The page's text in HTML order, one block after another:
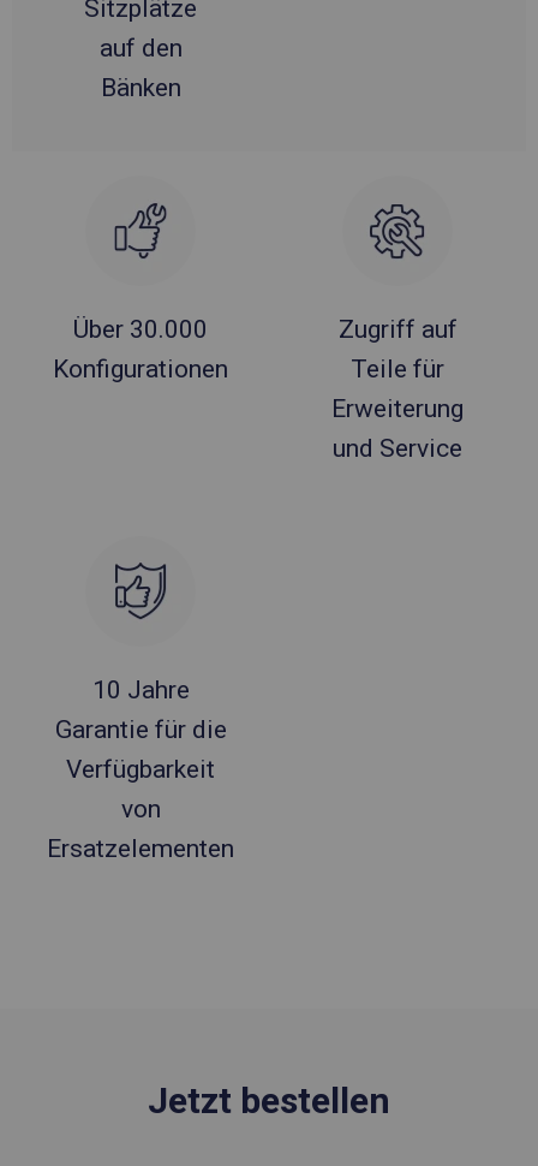
Sitzplätze
auf den
Bänken
Über 30.000
Konfigurationen
Zugriff auf
Teile für
Erweiterung
und Service
10 Jahre
Garantie für die
Verfügbarkeit
von
Ersatzelementen
Jetzt bestellen